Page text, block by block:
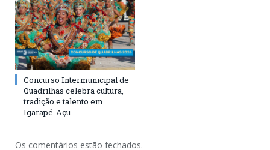
Concurso Intermunicipal de
Quadrilhas celebra cultura,
tradição e talento em
Igarapé-Açu
Os comentários estão fechados.